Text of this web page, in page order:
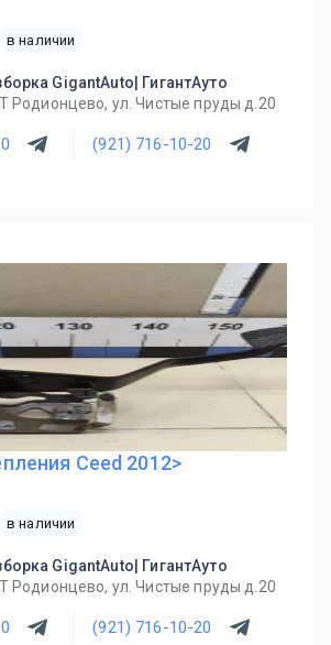
в наличии
GigantAuto| ГигантАуто
Родионцево, ул. Чистые пруды д.20
(921) 716-10-20
Ceed 2012>
в наличии
GigantAuto| ГигантАуто
Родионцево, ул. Чистые пруды д.20
(921) 716-10-20